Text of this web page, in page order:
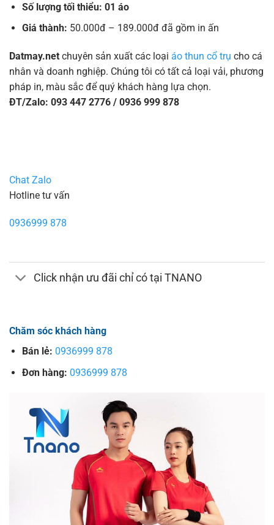
Số lượng tối thiểu: 01 áo
Giá thành: 50.000đ – 189.000đ đã gồm in ấn
Datmay.net chuyên sản xuất các loại áo thun cổ trụ cho cá
nhân và doanh nghiệp. Chúng tôi có tất cả loại vải, phương
pháp in, màu sắc để quý khách hàng lựa chọn.
ĐT/Zalo: 093 447 2776 / 0936 999 878
Chat Zalo
Hotline tư vấn
0936999 878
Click nhận ưu đãi chỉ có tại TNANO
Chăm sóc khách hàng
Bán lẻ: 0936999 878
Đơn hàng: 0936999 878